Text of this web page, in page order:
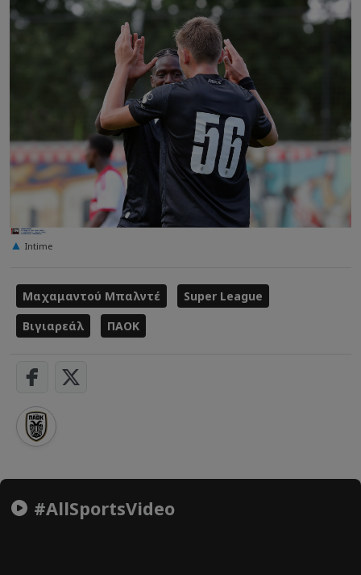
Intime
Μαχαμαντού Μπαλντέ
Super League
Βιγιαρεάλ
ΠΑΟΚ
#AllSportsVideo